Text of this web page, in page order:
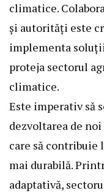
climatice.
și autorități este
implementa
proteja sectorul
climatice.
Este imperativ să
dezvoltarea de
care să
mai durabilă.
adaptativă,